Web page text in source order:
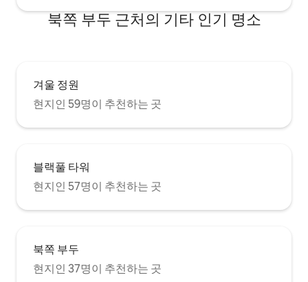
북쪽 부두 근처의 기타 인기 명소
겨울 정원
현지인 59명이 추천하는 곳
블랙풀 타워
현지인 57명이 추천하는 곳
북쪽 부두
현지인 37명이 추천하는 곳